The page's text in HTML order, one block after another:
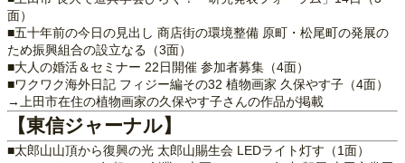
面）
■五十年前の今日の見出し 商店街の環境整備 原町・松尾町の発展の
ため振興組合の設立なる（3面）
■大人の婚活＆セミナー 22日開催 参加者募集（4面）
■ワクワク海外日記 フィジー編その32 植物画家 久保やす子（4面）
→上田市在住の植物画家の久保やす子さんの作品が掲載
【東信ジャーナル】
■太郎山山頂から復興の光 太郎山賜生会 LEDライト灯す（1面）